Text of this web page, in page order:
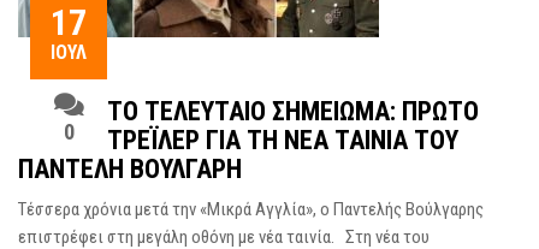
17
ΙΟΎΛ
0
ΤΟ ΤΕΛΕΥΤΑΊΟ ΣΗΜΕΊΩΜΑ: ΠΡΏΤΟ
ΤΡΈΙΛΕΡ ΓΙΑ ΤΗ ΝΈΑ ΤΑΙΝΊΑ ΤΟΥ
ΠΑΝΤΕΛΉ ΒΟΎΛΓΑΡΗ
Τέσσερα χρόνια μετά την «Μικρά Αγγλία», ο Παντελής Βούλγαρης
επιστρέφει στη μεγάλη οθόνη με νέα ταινία. Στη νέα του